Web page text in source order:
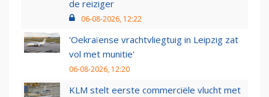
de reiziger
06-08-2026, 12:22
'Oekraïense vrachtvliegtuig in Leipzig zat
vol met munitie'
06-08-2026, 12:20
KLM stelt eerste commerciële vlucht met